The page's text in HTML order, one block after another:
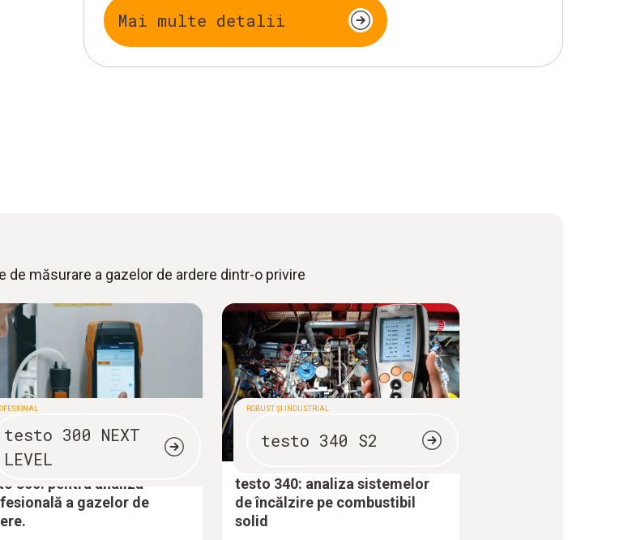
Mai multe detalii
de măsurare a gazelor de ardere dintr-o privire
testo 300 NEXT
LEVEL
300: pentru analiza
a gazelor de
ROBUST ȘI INDUSTRIAL
testo 340 S2
testo 340: analiza sistemelor
de încălzire pe combustibil
solid